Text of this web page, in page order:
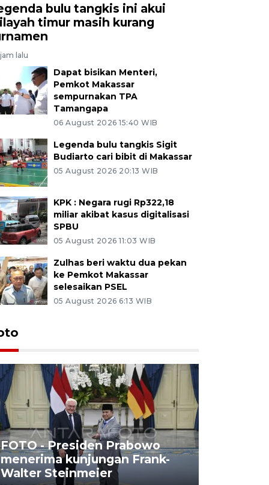
bulu tangkis ini akui
timur masih kurang
lalu
Dapat bisikan Menteri,
Pemkot Makassar
sempurnakan TPA
Tamangapa
06 August 2026 15:40 WIB
Legenda bulu tangkis Sigit
Budiarto cari bibit di Makassar
05 August 2026 20:13 WIB
KPK : Negara rugi Rp322,18
miliar akibat kasus digitalisasi
SPBU
05 August 2026 11:03 WIB
Zulhas beri waktu dua pekan
ke Pemkot Makassar
selesaikan PSEL
05 August 2026 6:13 WIB
FOTO - Presiden Prabowo
menerima kunjungan Frank-
Walter Steinmeier